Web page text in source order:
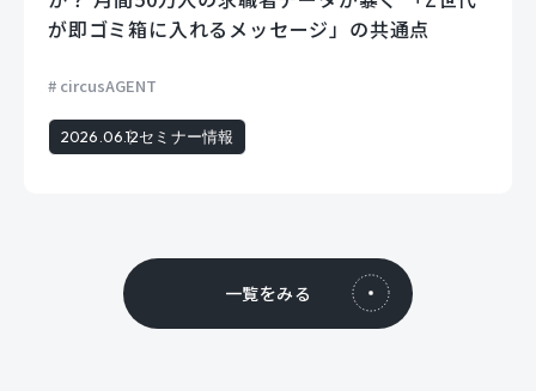
一覧をみる
が即ゴミ箱に入れるメッセージ」の共通点
circusAGENT
2026.06.12セミナー情報